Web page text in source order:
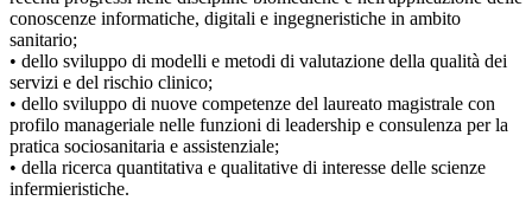
conoscenze informatiche, digitali e ingegneristiche in ambito
sanitario;
• dello sviluppo di modelli e metodi di valutazione della qualità dei
servizi e del rischio clinico;
• dello sviluppo di nuove competenze del laureato magistrale con
profilo manageriale nelle funzioni di leadership e consulenza per la
pratica sociosanitaria e assistenziale;
• della ricerca quantitativa e qualitative di interesse delle scienze
infermieristiche.